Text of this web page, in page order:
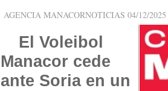
AGENCIA MANACORNOTICIAS 04/12/
El Voleibol
Manacor cede
ante Soria en un